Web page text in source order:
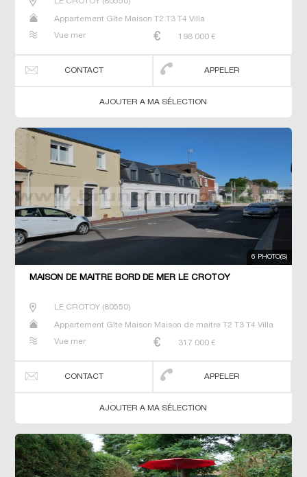
Appartement Gîte Maison T2 T3 T4 Villa
Vue mer 198 000 €
CONTACT APPELER
AJOUTER A MA SÉLECTION
6 PHOTO(S)
MAISON DE MAÎTRE BORD DE MER LE CROTOY
LE CROTOY(80550)
Appartement Gîte Maison Maison de maitre T2 T3 T4 Villa
Vue mer 317 000 €
CONTACT APPELER
AJOUTER A MA SÉLECTION